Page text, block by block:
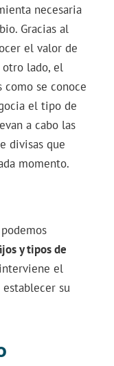
necesaria
Gracias al
el valor de
otro lado, el
como se conoce
el tipo de
a cabo las
divisas que
momento.
y tipos de
el
su